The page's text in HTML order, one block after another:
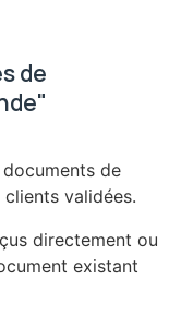
de
documents de
validées.
directement ou
existant